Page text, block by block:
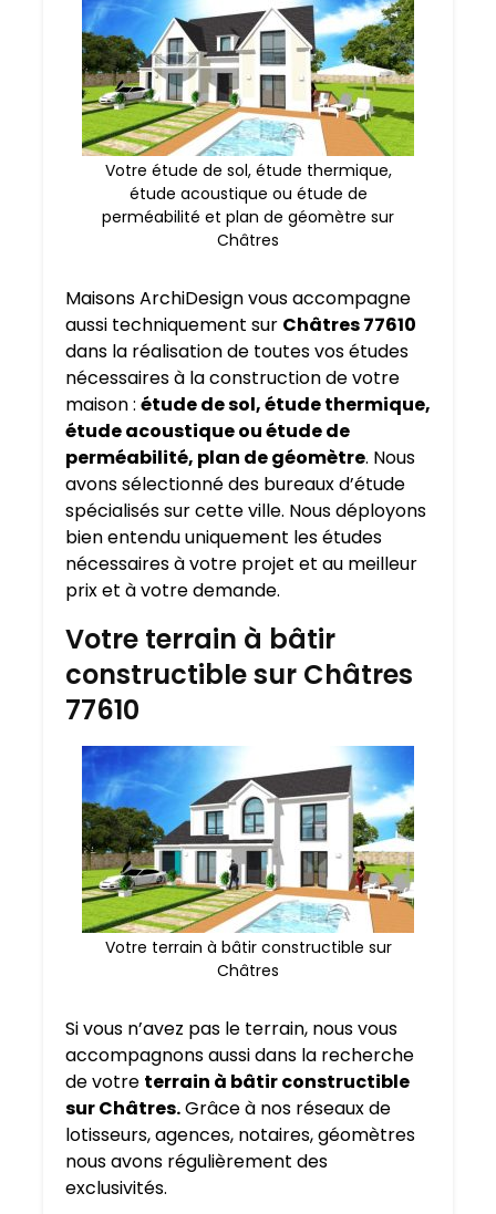
Votre étude de sol, étude thermique,
étude acoustique ou étude de
perméabilité et plan de géomètre sur
Châtres
Maisons ArchiDesign vous accompagne
aussi techniquement sur Châtres 77610
dans la réalisation de toutes vos études
nécessaires à la construction de votre
maison : étude de sol, étude thermique,
étude acoustique ou étude de
perméabilité, plan de géomètre. Nous
avons sélectionné des bureaux d’étude
spécialisés sur cette ville. Nous déployons
bien entendu uniquement les études
nécessaires à votre projet et au meilleur
prix et à votre demande.
Votre terrain à bâtir
constructible sur Châtres
77610
Votre terrain à bâtir constructible sur
Châtres
Si vous n’avez pas le terrain, nous vous
accompagnons aussi dans la recherche
de votre terrain à bâtir constructible
sur Châtres.Grâce à nos réseaux de
lotisseurs, agences, notaires, géomètres
nous avons régulièrement des
exclusivités.